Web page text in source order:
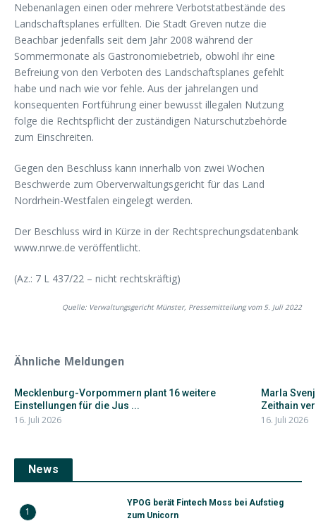
Nebenanlagen einen oder mehrere Verbotstatbestände des
Landschaftsplanes erfüllten. Die Stadt Greven nutze die
Beachbar jedenfalls seit dem Jahr 2008 während der
Sommermonate als Gastronomiebetrieb, obwohl ihr eine
Befreiung von den Verboten des Landschaftsplanes gefehlt
habe und nach wie vor fehle. Aus der jahrelangen und
konsequenten Fortführung einer bewusst illegalen Nutzung
folge die Rechtspflicht der zuständigen Naturschutzbehörde
zum Einschreiten.
Gegen den Beschluss kann innerhalb von zwei Wochen
Beschwerde zum Oberverwaltungsgericht für das Land
Nordrhein-Westfalen eingelegt werden.
Der Beschluss wird in Kürze in der Rechtsprechungsdatenbank
www.nrwe.de veröffentlicht.
(Az.: 7 L 437/22 – nicht rechtskräftig)
Quelle: Verwaltungsgericht Münster, Pressemitteilung vom 5. Juli 2022
Ähnliche Meldungen
Mecklenburg-Vorpommern plant 16 weitere
Einstellungen für die Jus ...
16. Juli 2026
Marla
Zeithain
16. Juli 2026
News
1
YPOG berät Fintech Moss bei Aufstieg
zum Unicorn